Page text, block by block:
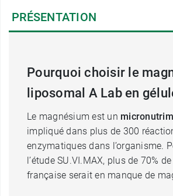
PRÉSENTATION
Pourquoi choisir le
liposomal A Lab en
Le magnésium est un
impliqué dans plus de 300
enzymatiques dans l’organisme.
l’étude SU.VI.MAX, plus de 70%
française serait en manque de